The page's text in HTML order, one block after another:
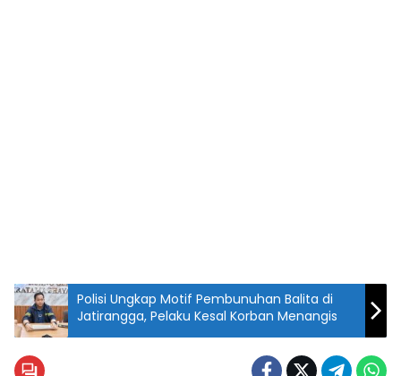
Polisi Ungkap Motif Pembunuhan Balita di
Jatirangga, Pelaku Kesal Korban Menangis